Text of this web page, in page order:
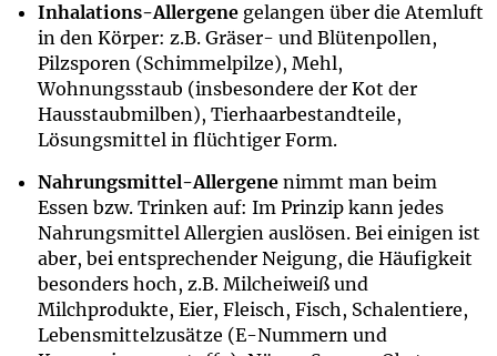
Inhalations-Allergenegelangen über die Atemluft
in den Körper: z.B. Gräser- und Blütenpollen,
Pilzsporen (Schimmelpilze), Mehl,
Wohnungsstaub (insbesondere der Kot der
Hausstaubmilben), Tierhaarbestandteile,
Lösungsmittel in flüchtiger Form.
Nahrungsmittel-Allergenenimmt man beim
Essen bzw. Trinken auf: Im Prinzip kann jedes
Nahrungsmittel Allergien auslösen. Bei einigen ist
aber, bei entsprechender Neigung, die Häufigkeit
besonders hoch, z.B. Milcheiweiß und
Milchprodukte, Eier, Fleisch, Fisch, Schalentiere,
Lebensmittelzusätze (E-Nummern und